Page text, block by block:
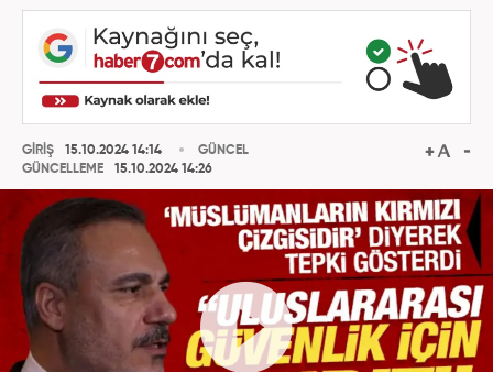
GİRİŞ
15.10.2024 14:14
GÜNCELLEME
15.10.2024 14:26
GÜNCEL